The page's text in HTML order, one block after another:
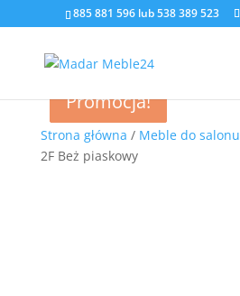
885 881 596 lub538 389 523
Strona główna / Meble do salonu
2F Beż piaskowy
Promocja!
Promocja!
Promocja!
Promocja!